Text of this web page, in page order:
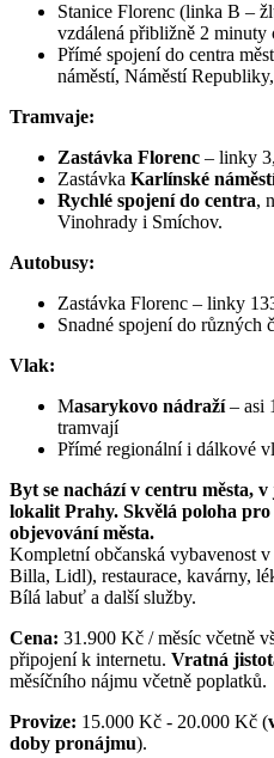
Stanice Florenc (linka B –
vzdálená přibližně 2 minuty
Přímé spojení do centra
náměstí, Náměstí
Tramvaje:
Zastávka Florenc – linky
Zastávka Karlínské
Rychlé spojení do centra,
Vinohrady i Smíchov.
Autobusy:
Zastávka Florenc – linky
Snadné spojení do různých
Vlak:
Masarykovo nádraží– asi
tramvají
Přímé regionální i dálkové
Byt se nachází v centru města,
lokalit Prahy. Skvělá poloha
objevování města.
Kompletní občanská vybavenost
Billa, Lidl), restaurace, kavárny,
Bílá labuť a další služby.
Cena: 31.900 Kč / měsíc včetně
připojení k internetu. Vratná
měsíčního nájmu včetně poplatků.
Provize: 15.000 Kč - 20.000 Kč (
doby pronájmu).